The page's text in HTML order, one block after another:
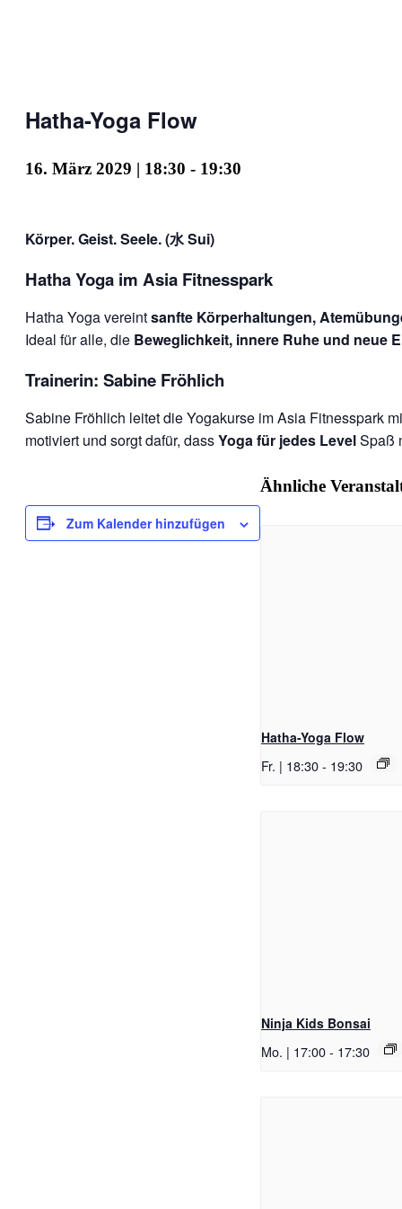
Hatha-Yoga Flow
16. März 2029 | 18:30 - 19:30
Körper. Geist. Seele. (水 Sui)
Hatha Yoga im Asia Fitnesspark
Hatha Yoga vereintsanfte Körperhaltungen,
Ideal für alle, die Beweglichkeit, innere Ruhe und neue
Trainerin: Sabine Fröhlich
Sabine Fröhlich leitet die Yogakurse im Asia Fitnesspark
motiviert und sorgt dafür, dassYoga für jedes LevelSpaß
Zum Kalender hinzufügen
Ähnliche
Hatha-Yoga Flow
Fr. | 18:30- 19:30
Ninja Kids Bonsai
Mo. | 17:00- 17:30